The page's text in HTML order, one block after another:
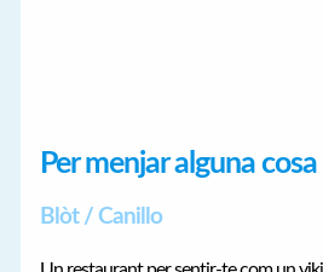
Per menjar alguna
Blòt / Canillo